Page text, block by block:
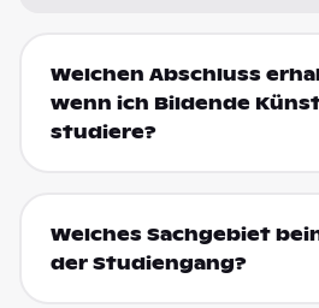
Welchen Abschluss
wenn ich Bildende
studiere?
Welches Sachgebiet
der Studiengang?